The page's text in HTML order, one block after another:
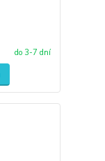
do 3-7 dní